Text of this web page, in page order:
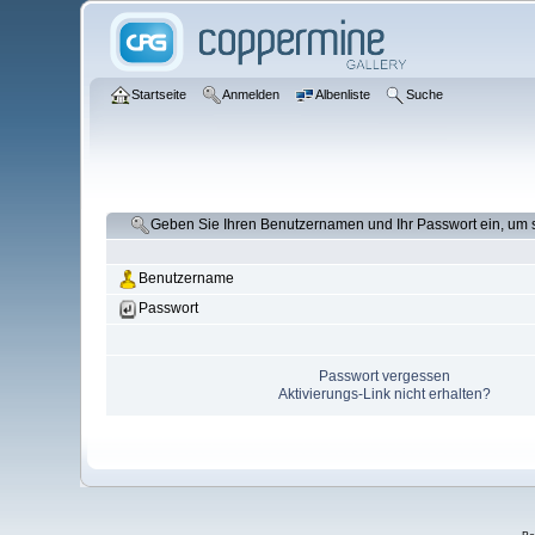
Startseite Anmelden Albenliste Suche
Geben Sie Ihren Benutzernamen und Ihr Passwort ein, um
Benutzername
Passwort
Passwort vergessen
Aktivierungs-Link nicht erhalten?